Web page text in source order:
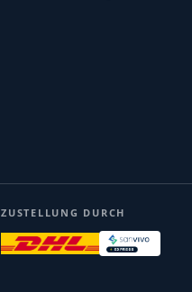
ZUSTELLUNG DURCH